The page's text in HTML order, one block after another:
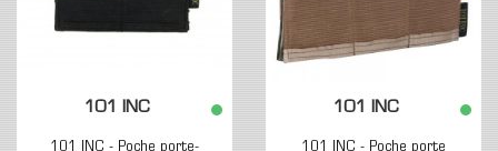
101 INC
101 INC - Poche porte-
101 INC
101 INC - Poche porte